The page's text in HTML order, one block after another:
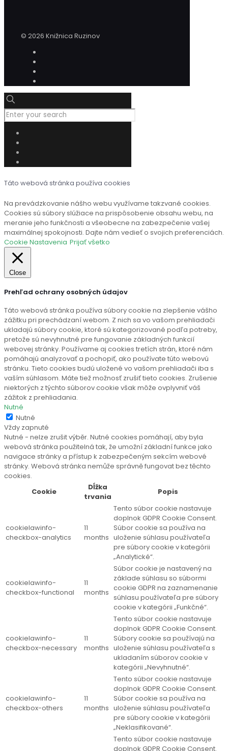
© 2026 Knižnica Ruzinov
Táto webová stránka používa cookies
Na prevádzkovanie nášho webu využívame takzvané cookies.
Cookies sú súbory slúžiace na prispôsobenie obsahu webu, na
meranie jeho funkčnosti a všeobecne na zabezpečenie vašej
maximálnej spokojnosti. Dajte nám vedieť o svojich preferenciách.
Cookie Nastavenia Prijať všetko
Close
Prehľad ochrany osobných údajov
Táto webová stránka používa súbory cookie na zlepšenie vášho
zážitku pri prechádzaní webom. Z nich sa vo vašom prehliadači
ukladajú súbory cookie, ktoré sú kategorizované podľa potreby,
pretože sú nevyhnutné pre fungovanie základných funkcií
webovej stránky. Používame aj cookies tretích strán, ktoré nám
pomáhajú analyzovať a pochopiť, ako používate túto webovú
stránku. Tieto cookies budú uložené vo vašom prehliadači iba s
vaším súhlasom. Máte tiež možnosť zrušiť tieto cookies. Zrušenie
niektorých z týchto súborov cookie však môže ovplyvniť váš
zážitok z prehliadania.
Nutné
Nutné
Vždy zapnuté
Nutné - nelze zrušit výběr. Nutné cookies pomáhají, aby byla
webová stránka použitelná tak, že umožní základní funkce jako
navigace stránky a přístup k zabezpečeným sekcím webové
stránky. Webová stránka nemůže správně fungovat bez těchto
cookies.
Cookie
Dĺžka
trvania
Popis
cookielawinfo-
checkbox-analytics
11
months
Tento súbor cookie nastavuje
doplnok GDPR Cookie Consent.
Súbor cookie sa používa na
uloženie súhlasu používateľa
pre súbory cookie v kategórii
„Analytické“.
cookielawinfo-
checkbox-functional
11
months
Súbor cookie je nastavený na
základe súhlasu so súbormi
cookie GDPR na zaznamenanie
súhlasu používateľa pre súbory
cookie v kategórii „Funkčné“.
cookielawinfo-
checkbox-necessary
11
months
Tento súbor cookie nastavuje
doplnok GDPR Cookie Consent.
Súbory cookie sa používajú na
uloženie súhlasu používateľa s
ukladaním súborov cookie v
kategórii „Nevyhnutné“.
cookielawinfo-
checkbox-others
11
months
Tento súbor cookie nastavuje
doplnok GDPR Cookie Consent.
Súbor cookie sa používa na
uloženie súhlasu používateľa
pre súbory cookie v kategórii
„Neklasifikované“.
Tento súbor cookie nastavuje
doplnok GDPR Cookie Consent.